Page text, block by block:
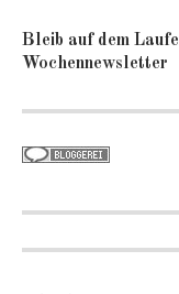
Bleib auf dem
Wochennewsletter